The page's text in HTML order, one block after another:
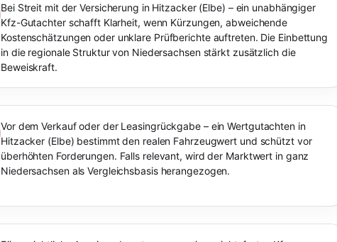
Bei Streit mit der Versicherung in Hitzacker (Elbe) – ein unabhängiger
Kfz-Gutachter schafft Klarheit, wenn Kürzungen, abweichende
Kostenschätzungen oder unklare Prüfberichte auftreten. Die Einbettung
in die regionale Struktur von Niedersachsen stärkt zusätzlich die
Beweiskraft.
Vor dem Verkauf oder der Leasingrückgabe – ein Wertgutachten in
Hitzacker (Elbe) bestimmt den realen Fahrzeugwert und schützt vor
überhöhten Forderungen. Falls relevant, wird der Marktwert in ganz
Niedersachsen als Vergleichsbasis herangezogen.